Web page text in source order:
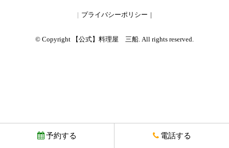
プライバシーポリシー
© Copyright 【公式】料理屋 三船. All rights reserved.
予約する 電話する